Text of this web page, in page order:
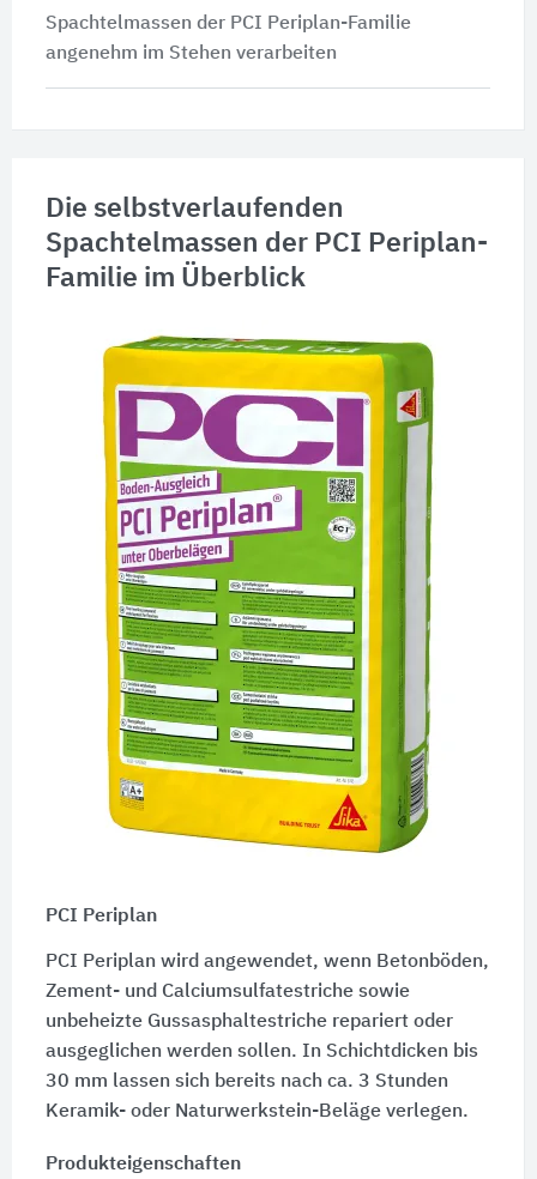
Spachtelmassen der PCI Periplan-Familie
angenehm im Stehen verarbeiten
Die selbstverlaufenden
Spachtelmassen der PCI Periplan-
Familie im Überblick
PCI Periplan
PCI Periplan wird angewendet, wenn Betonböden,
Zement- und Calciumsulfatestriche sowie
unbeheizte Gussasphaltestriche repariert oder
ausgeglichen werden sollen. In Schichtdicken bis
30 mm lassen sich bereits nach ca. 3 Stunden
Keramik- oder Naturwerkstein-Beläge verlegen.
Produkteigenschaften